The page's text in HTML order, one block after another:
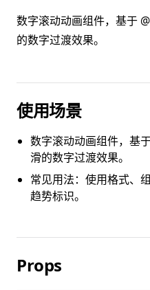
数字滚动动画组件，基于
的数字过渡效果。
使用场景
数字滚动动画组件，基
滑的数字过渡效果。
常见用法：使用格式、
趋势标识。
Props